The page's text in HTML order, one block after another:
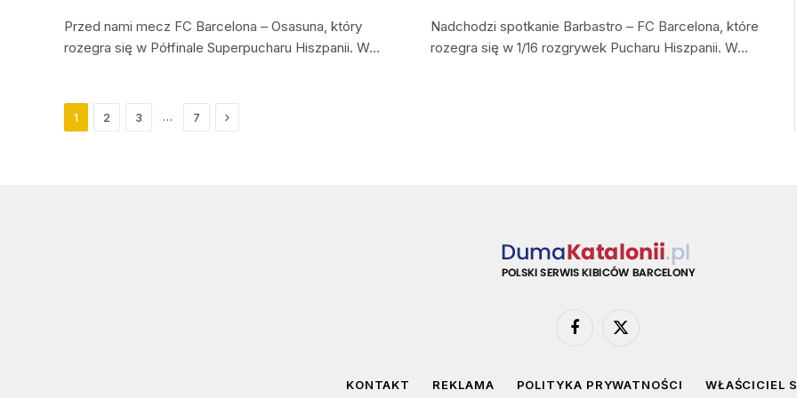
Przed nami mecz FC Barcelona – Osasuna, który
rozegra się w Półfinale Superpucharu Hiszpanii. W…
Nadchodzi spotkanie Barbastro – FC Barcelona, które
rozegra się w 1/16 rozgrywek Pucharu Hiszpanii. W…
1 2 3 … 7 Next
Facebook
X
KONTAKT REKLAMA POLITYKA PRYWATNOŚCI WŁAŚCICIEL